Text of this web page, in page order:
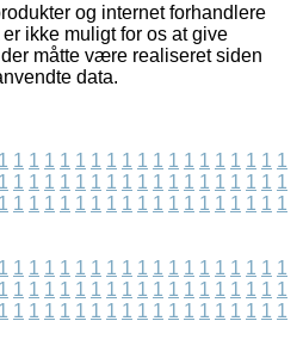
og internet forhandlere
ikke muligt for os at give
måtte være realiseret siden
data.
1 1 1 1 1 1 1 1 1 1 1 1 1 1 1 1 1 1 1
1 1 1 1 1 1 1 1 1 1 1 1 1 1 1 1 1 1 1
1 1 1 1 1 1 1 1 1 1 1 1 1 1 1 1 1 1 1
1 1 1 1 1 1 1 1 1 1 1 1 1 1 1 1 1 1 1
1 1 1 1 1 1 1 1 1 1 1 1 1 1 1 1 1 1 1
1 1 1 1 1 1 1 1 1 1 1 1 1 1 1 1 1 1 1